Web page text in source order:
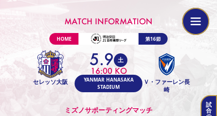
試
合
MATCH INFORMATION
試合当日はイベントが盛りだくさん！
当日のタイムスケジュール
MATCH INFORMATION
HOME 第16節
セレッソ大阪
Ｖ・ファーレン長
崎
5.9 土
16:00 KO
YANMAR HANASAKA
STADIUM
ミズノサポーティングマッチ